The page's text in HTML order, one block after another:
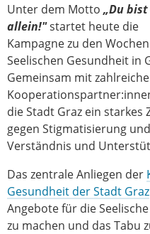
Unter dem Motto „Du
allein!"startet heute die
Kampagne zu den
Seelischen Gesundheit in
Gemeinsam mit
die Stadt Graz ein starkes
gegen Stigmatisierung
Verständnis und
Das zentrale Anliegen der
Gesundheit der Stadt Graz
Angebote für die
zu machen und das Tabu